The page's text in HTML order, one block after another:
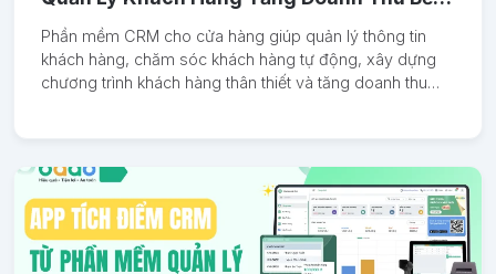
Vững
Phần mềm CRM cho cửa hàng giúp quản lý thông tin
khách hàng, chăm sóc khách hàng tự động, xây dựng
chương trình khách hàng thân thiết và tăng doanh thu